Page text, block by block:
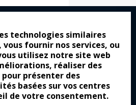
technologies similaires
fournir nos services, ou
utilisez notre site web
réaliser des
présenter des
basées sur vos centres
de votre consentement.